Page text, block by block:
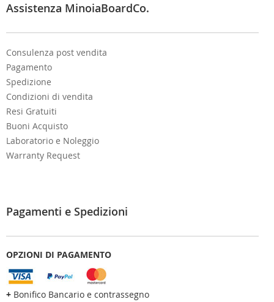
e
:
Assistenza MinoiaBoardCo.
Consulenza post vendita
Pagamento
Spedizione
Condizioni di vendita
Resi Gratuiti
Buoni Acquisto
Laboratorio e Noleggio
Warranty Request
Pagamenti e Spedizioni
OPZIONI DI PAGAMENTO
+ Bonifico Bancario e contrassegno